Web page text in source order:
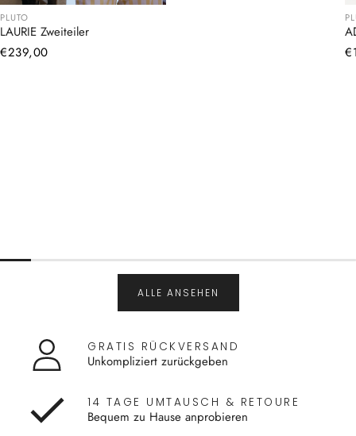
PLUTO
LAURIE Zweiteiler
Normaler
€239,00
ALLE ANSEHEN
GRATIS RÜCKVERSAND
Unkompliziert zurückgeben
14 TAGE UMTAUSCH & RETOURE
Bequem zu Hause anprobieren